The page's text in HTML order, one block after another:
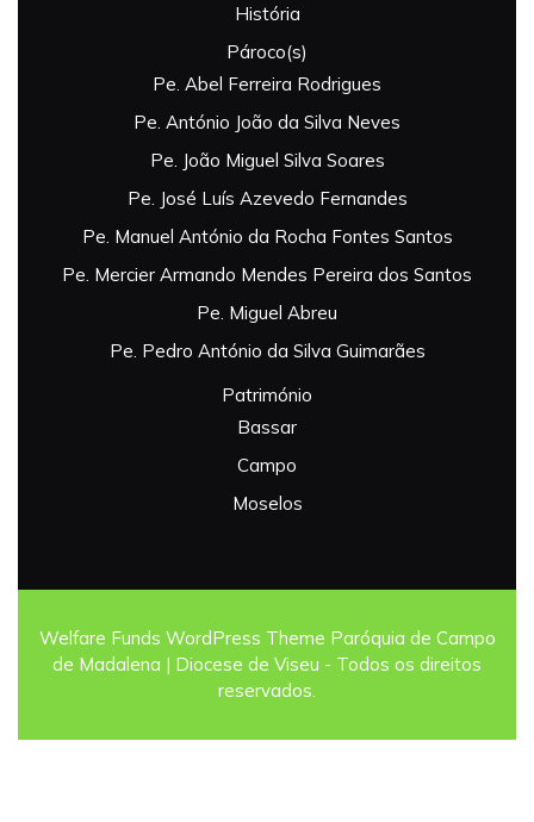
História
Pároco(s)
Pe. Abel Ferreira Rodrigues
Pe. António João da Silva Neves
Pe. João Miguel Silva Soares
Pe. José Luís Azevedo Fernandes
Pe. Manuel António da Rocha Fontes Santos
Pe. Mercier Armando Mendes Pereira dos Santos
Pe. Miguel Abreu
Pe. Pedro António da Silva Guimarães
Património
Bassar
Campo
Moselos
Welfare Funds WordPress Theme Paróquia de Campo
de Madalena | Diocese de Viseu - Todos os direitos
reservados.